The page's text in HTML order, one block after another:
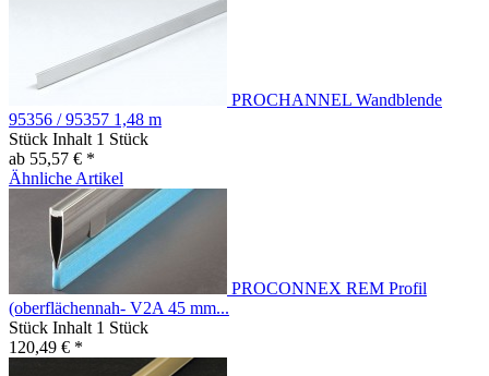
PROCHANNEL Wandblende
95356 / 95357 1,48 m
Stück Inhalt 1 Stück
ab 55,57 € *
Ähnliche Artikel
PROCONNEX REM Profil
(oberflächennah- V2A 45 mm...
Stück Inhalt 1 Stück
120,49 € *